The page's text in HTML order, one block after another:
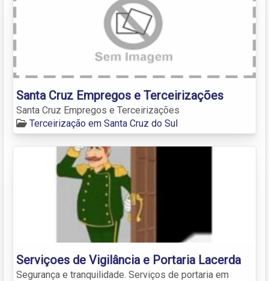
Santa Cruz Empregos e Terceirizações
Santa Cruz Empregos e Terceirizações
Terceirização em Santa Cruz do Sul
Serviçoes de Vigilância e Portaria Lacerda
Segurança e tranquilidade. Serviços de portaria em